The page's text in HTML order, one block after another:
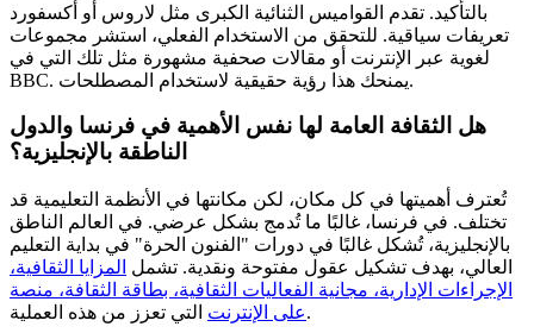
بالتأكيد. تقدم القواميس الثنائية الكبرى مثل لاروس أو أكسفورد
تعريفات سياقية. للتحقق من الاستخدام الفعلي، استشر مجموعات
لغوية عبر الإنترنت أو مقالات صحفية مشهورة مثل تلك التي في
BBC. يمنحك هذا رؤية حقيقية لاستخدام المصطلحات.
هل الثقافة العامة لها نفس الأهمية في فرنسا والدول
الناطقة بالإنجليزية؟
تُعترف أهميتها في كل مكان، لكن مكانتها في الأنظمة التعليمية قد
تختلف. في فرنسا، غالبًا ما تُدمج بشكل عرضي. في العالم الناطق
بالإنجليزية، تُشكل غالبًا في دورات "الفنون الحرة" في بداية التعليم
العالي، بهدف تشكيل عقول مفتوحة ونقدية. تشمل المزايا الثقافية،
الإجراءات الإدارية، مجانية الفعاليات الثقافية، بطاقة الثقافة، منصة
على الإنترنتالتي تعزز من هذه العملية.